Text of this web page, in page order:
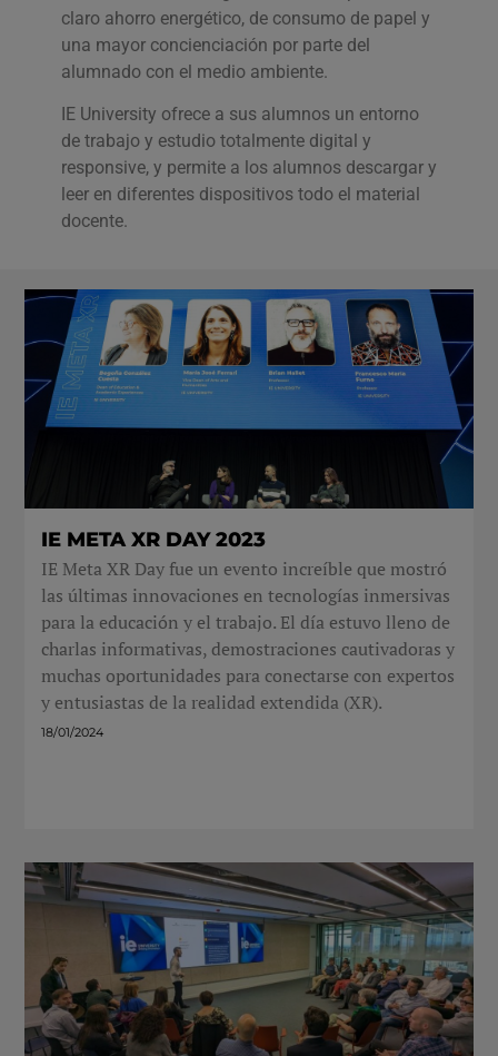
claro ahorro energético, de consumo de papel y
una mayor concienciación por parte del
alumnado con el medio ambiente.
IE University ofrece a sus alumnos un entorno
de trabajo y estudio totalmente digital y
responsive, y permite a los alumnos descargar y
leer en diferentes dispositivos todo el material
docente.
IE META XR DAY 2023
IE Meta XR Day fue un evento increíble que mostró
las últimas innovaciones en tecnologías inmersivas
para la educación y el trabajo. El día estuvo lleno de
charlas informativas, demostraciones cautivadoras y
muchas oportunidades para conectarse con expertos
y entusiastas de la realidad extendida (XR).
18/01/2024